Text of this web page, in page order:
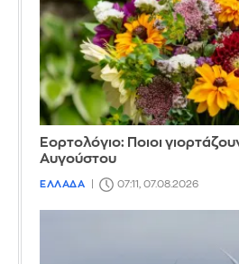
Εορτολόγιο: Ποιοι
Αυγούστου
ΕΛΛΑΔΑ 07:11, 07.08.2026